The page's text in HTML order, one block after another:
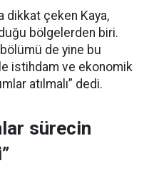
dikkat çeken Kaya,
bölgelerden biri.
de yine bu
istihdam ve ekonomik
atılmalı” dedi.
sürecin